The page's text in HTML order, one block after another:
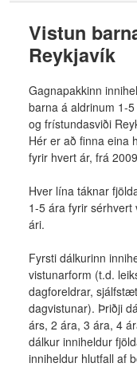
Vistun
Reykjavík
Gagnapakkinn
barna á aldrinum 1-
og frístundasviði
Hér er að finna eina
fyrir hvert ár, frá
Hver lína táknar
1-5 ára fyrir
ári.
Fyrsti dálkurinn
vistunarform (t.d.
dagforeldrar,
dagvistunar). Þriðji
árs, 2 ára, 3 ára, 4
dálkur inniheldur
inniheldur hlutfall af